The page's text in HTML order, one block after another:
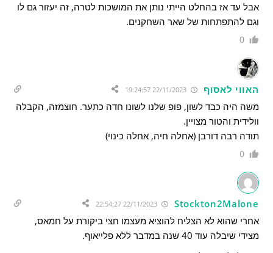
אבל עד אז בהחלט הייתי נותן את המושכות לטרה, זה יעזור גם לו
וגם להתפתחות של שאר השחקנים.
0
האווי לאסוף 22/11/2023 19:24:57
משה היה כבד לשון, פופ שלנו לשונו חדה כתער. חוצמזה, הקבלה
וולידית והטור מצויין.
תודה רבה דורבן (אחלה חיה, אחלה כינוי)
0
Stockton2Malone
אחרי שהוא לא הצליח להוציא מעצמו חצי ביקורת על חמאס,
מצידי שיבלה עוד 40 שנה במדבר ללא פלייאוף.